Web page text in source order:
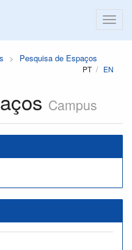
Pesquisa de Espaços
PT EN
Campus